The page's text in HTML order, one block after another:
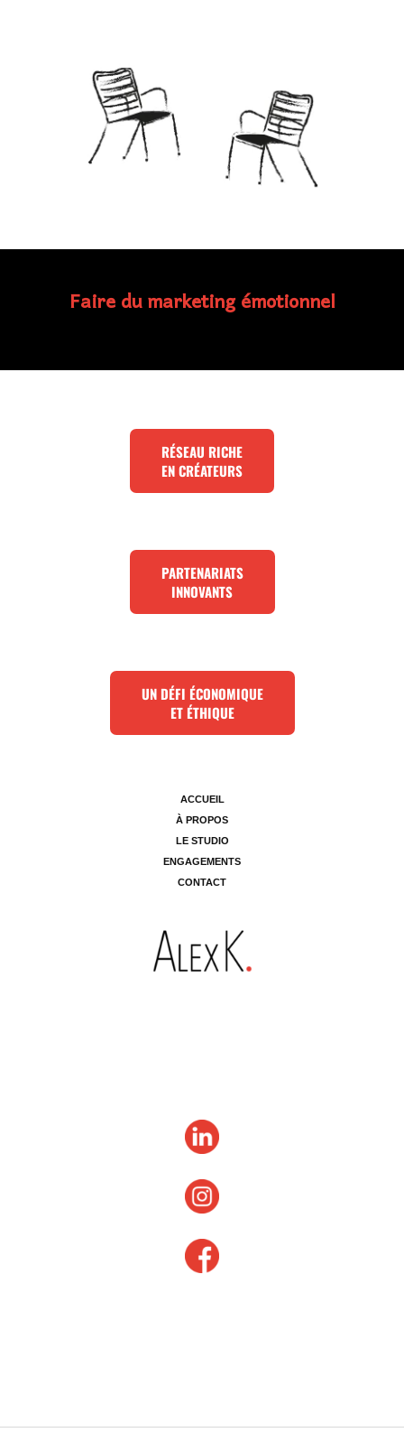
Faire du marketing émotionnel
RÉSEAU RICHE
EN CRÉATEURS
PARTENARIATS
INNOVANTS
UN DÉFI ÉCONOMIQUE
ET ÉTHIQUE
ACCUEIL
À PROPOS
LE STUDIO
ENGAGEMENTS
CONTACT